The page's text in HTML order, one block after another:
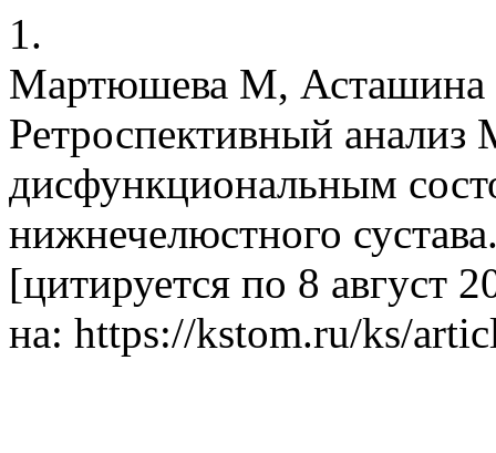
1.
Мартюшева М,
Ретроспективный
дисфункциональным
нижнечелюстного
[цитируется по 8 август
на: https://kstom.ru/ks/